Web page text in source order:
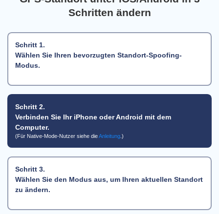
Schritten ändern
Schritt 1.
Wählen Sie Ihren bevorzugten Standort-Spoofing-
Modus.
Schritt 2.
Verbinden Sie Ihr iPhone oder Android mit dem
Computer.
(Für Native-Mode-Nutzer siehe dieAnleitung.)
Schritt 3.
Wählen Sie den Modus aus, um Ihren aktuellen Standort
zu ändern.